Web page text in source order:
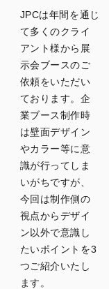
JPCは年間を通じ
て多くのクライ
アント様から展
示会ブースのご
依頼をいただい
ております。企
業ブース制作時
は壁面デザイン
やカラー等に意
識が行ってしま
いがちですが、
今回は制作側の
視点からデザイ
ン以外で意識し
たいポイントを3
つご紹介いたし
ます。